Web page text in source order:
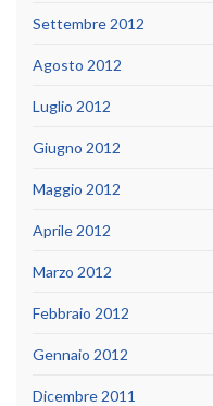
Settembre 2012
Agosto 2012
Luglio 2012
Giugno 2012
Maggio 2012
Aprile 2012
Marzo 2012
Febbraio 2012
Gennaio 2012
Dicembre 2011